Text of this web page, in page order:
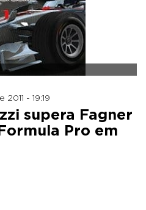
- 19:19
supera Fagner
Pro em